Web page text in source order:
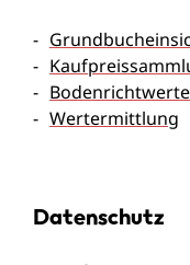
Wertermittlung
Datenschutz